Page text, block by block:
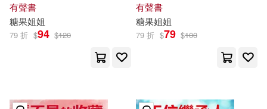
有聲書
糖果姐姐
79 折 $94 $120
有聲書
糖果姐姐
79 折 $79 $100